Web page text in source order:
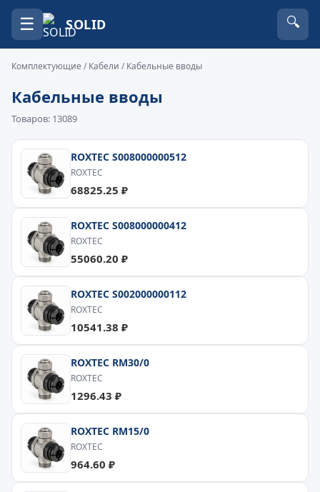
☰ SOLID 🔍
Комплектующие /Кабели / Кабельные вводы
Кабельные вводы
Товаров: 13089
ROXTEC S008000000512
ROXTEC
68825.25 ₽
ROXTEC S008000000412
ROXTEC
55060.20 ₽
ROXTEC S002000000112
ROXTEC
10541.38 ₽
ROXTEC RM30/0
ROXTEC
1296.43 ₽
ROXTEC RM15/0
ROXTEC
964.60 ₽